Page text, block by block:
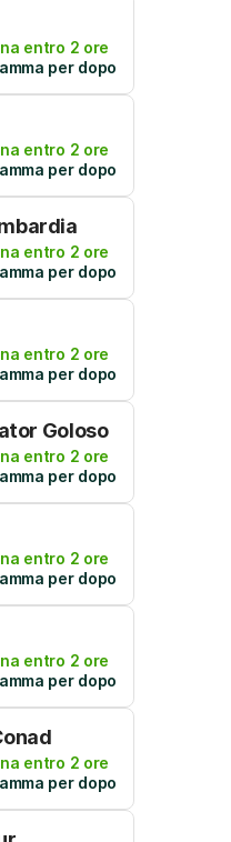
entro 2 ore
per dopo
entro 2 ore
per dopo
entro 2 ore
per dopo
entro 2 ore
per dopo
Goloso
entro 2 ore
per dopo
entro 2 ore
per dopo
entro 2 ore
per dopo
entro 2 ore
per dopo